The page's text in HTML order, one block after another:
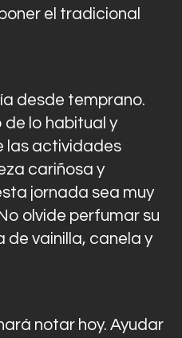
el tradicional
desde temprano.
lo habitual y
las actividades
cariñosa y
jornada sea muy
olvide perfumar su
de vainilla, canela y
notar hoy. Ayudar